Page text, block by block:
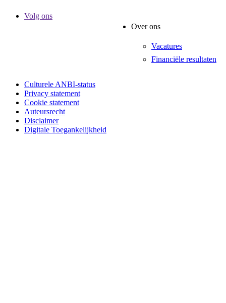
Volg ons
Over ons
Vacatures
Financiële resultaten
Culturele ANBI-status
Privacy statement
Cookie statement
Auteursrecht
Disclaimer
Digitale Toegankelijkheid